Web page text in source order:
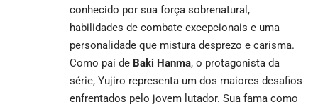
conhecido por sua força sobrenatural,
habilidades de combate excepcionais e uma
personalidade que mistura desprezo e carisma.
Como pai de Baki Hanma, o protagonista da
série, Yujiro representa um dos maiores desafios
enfrentados pelo jovem lutador. Sua fama como